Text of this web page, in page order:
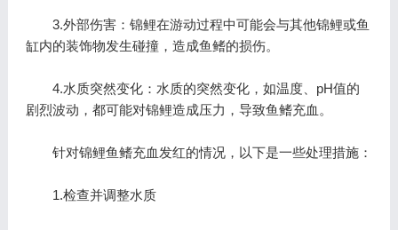
3.外部伤害：锦鲤在游动过程中可能会与其他锦鲤或鱼
缸内的装饰物发生碰撞，造成鱼鳍的损伤。
4.水质突然变化：水质的突然变化，如温度、pH值的
剧烈波动，都可能对锦鲤造成压力，导致鱼鳍充血。
针对锦鲤鱼鳍充血发红的情况，以下是一些处理措施：
1.检查并调整水质